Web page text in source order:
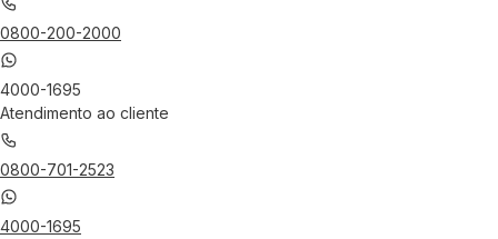
0800-200-2000
4000-1695
Atendimento ao cliente
0800-701-2523
4000-1695